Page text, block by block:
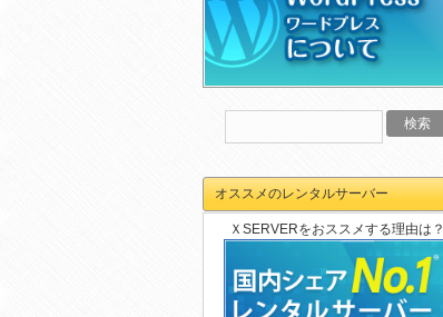
オススメのレンタルサーバー
ＸSERVERをおススメする理由は？